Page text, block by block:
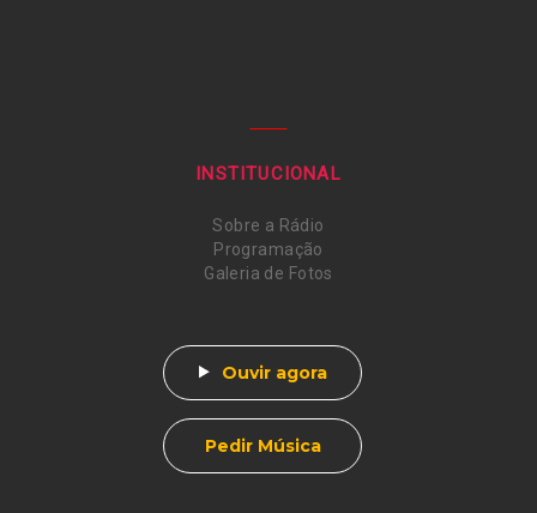
INSTITUCIONAL
Sobre a Rádio
Programação
Galeria de Fotos
Ouvir agora
Pedir Música